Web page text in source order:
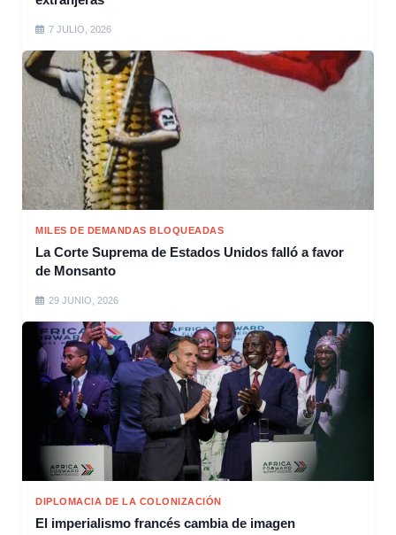
7 JULIO, 2026
MILES DE DEMANDAS BLOQUEADAS
La Corte Suprema de Estados Unidos falló a favor
de Monsanto
29 JUNIO, 2026
DIPLOMACIA DE LA COLONIZACIÓN
El imperialismo francés cambia de imagen